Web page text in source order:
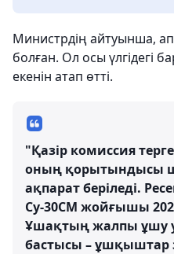
Министрдің айтуынша,
болған. Ол осы үлгідегі
екенін атап өтті.
"Қазір комиссия
оның қорытындысы
ақпарат беріледі.
Су-30СМ жойғышы
Ұшақтың жалпы ұшу
бастысы – ұшқыштар